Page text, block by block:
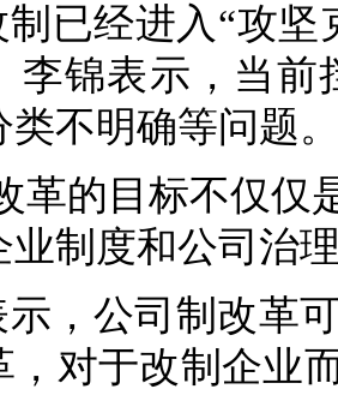
已经进入“攻
李锦表示，当
类不明确等问题
革的目标不仅仅
业制度和公司治
，公司制改革
，对于改制企业